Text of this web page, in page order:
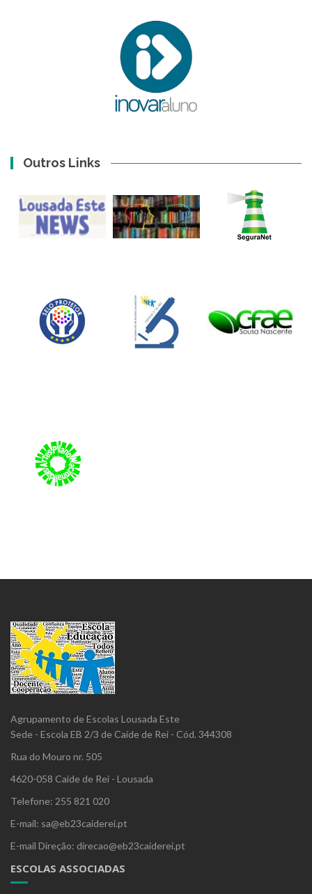
Outros Links
Agrupamento de Escolas Lousada Este
Sede - Escola EB 2/3 de Caíde de Rei - Cód. 344308
Rua do Mouro nr. 505
4620-058 Caíde de Rei - Lousada
Telefone: 255 821 020
E-mail: sa@eb23caiderei.pt
E-mail Direção: direcao@eb23caiderei.pt
ESCOLAS ASSOCIADAS